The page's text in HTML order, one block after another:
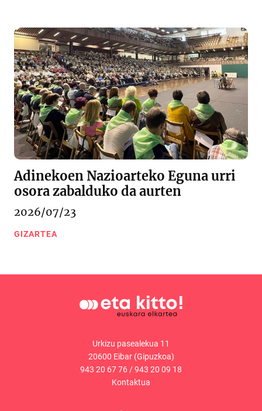
Adinekoen Nazioarteko Eguna urri
osora zabalduko da aurten
2026/07/23
GIZARTEA
Urkizu pasealekua 11
20600 Eibar (Gipuzkoa)
943 20 67 76 /943 20 09 18
Kontaktua